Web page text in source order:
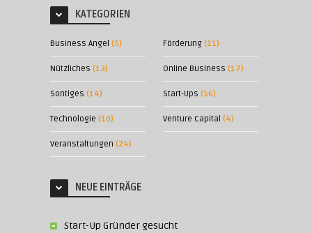
KATEGORIEN
Business Angel (5) Förderung(11)
Nützliches (13) Online Business (17)
Sontiges (14) Start-Ups (56)
Technologie (10) Venture Capital (4)
Veranstaltungen (24)
NEUE EINTRÄGE
Start-Up Gründer gesucht